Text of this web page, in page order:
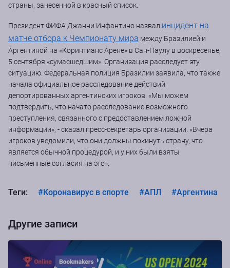
страны, занесенной в красный список.
Президент ФИФА Джанни Инфантино назвал инцидент на
матче отбора к Чемпионату мира между Бразилией и
Аргентиной на «Коринтианс Арене» в Сан-Паулу в воскресенье,
5 сентября «сумасшедшим». Организация расследует эту
ситуацию. Федеральная полиция Бразилии заявила, что также
начала официальное расследование действий
депортированных аргентинских игроков. «Мы можем
подтвердить, что начато расследование возможного
преступления, связанного с предоставлением ложной
информации», - сказал пресс-секретарь организации. «Вчера
игроков уведомили, что они должны покинуть страну, что
является обычной процедурой, и у них были взяты
письменные согласия на это».
Теги: #Коронавирус в спорте #АПЛ #Аргентина
Другие записи